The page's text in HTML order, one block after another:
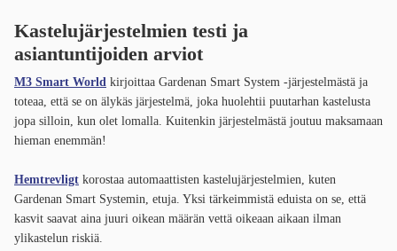
Kastelujärjestelmien testi ja
asiantuntijoiden arviot
M3 Smart World kirjoittaa Gardenan Smart System -järjestelmästä ja
toteaa, että se on älykäs järjestelmä, joka huolehtii puutarhan kastelusta
jopa silloin, kun olet lomalla. Kuitenkin järjestelmästä joutuu maksamaan
hieman enemmän!
Hemtrevligt korostaa automaattisten kastelujärjestelmien, kuten
Gardenan Smart Systemin, etuja. Yksi tärkeimmistä eduista on se, että
kasvit saavat aina juuri oikean määrän vettä oikeaan aikaan ilman
ylikastelun riskiä.